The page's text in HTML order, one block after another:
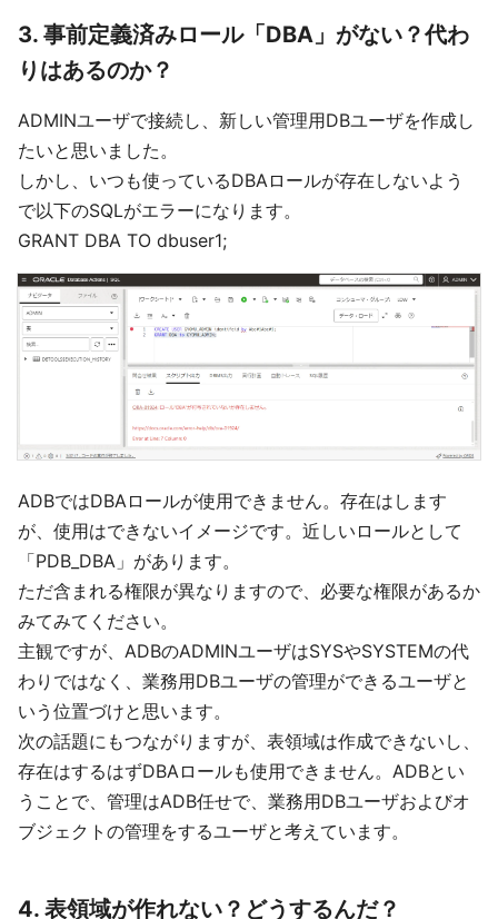
3. 事前定義済みロール「DBA」がない？代わ
りはあるのか？
ADMINユーザで接続し、新しい管理用DBユーザを作成し
たいと思いました。
しかし、いつも使っているDBAロールが存在しないよう
で以下のSQLがエラーになります。
GRANT DBA TO dbuser1;
ADBではDBAロールが使用できません。存在はします
が、使用はできないイメージです。近しいロールとして
「PDB_DBA」があります。
ただ含まれる権限が異なりますので、必要な権限があるか
みてみてください。
主観ですが、ADBのADMINユーザはSYSやSYSTEMの代
わりではなく、業務用DBユーザの管理ができるユーザと
いう位置づけと思います。
次の話題にもつながりますが、表領域は作成できないし、
存在はするはずDBAロールも使用できません。ADBとい
うことで、管理はADB任せで、業務用DBユーザおよびオ
ブジェクトの管理をするユーザと考えています。
4. 表領域が作れない？どうするんだ？